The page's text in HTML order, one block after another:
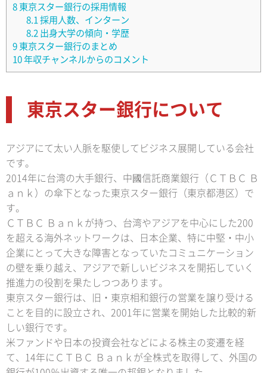
8 東京スター銀行の採用情報
8.1 採用人数、インターン
8.2 出身大学の傾向・学歴
9 東京スター銀行のまとめ
10 年収チャンネルからのコメント
東京スター銀行について
アジアにて太い人脈を駆使してビジネス展開している会社
です。
2014年に台湾の大手銀行、中國信託商業銀行（ＣＴＢＣ Ｂ
ａｎｋ）の傘下となった東京スター銀行（東京都港区）で
す。
ＣＴＢＣ Ｂａｎｋが持つ、台湾やアジアを中心にした200
を超える海外ネットワークは、日本企業、特に中堅・中小
企業にとって大きな障害となっていたコミュニケーション
の壁を乗り越え、アジアで新しいビジネスを開拓していく
推進力の役割を果たしつつあります。
東京スター銀行は、旧・東京相和銀行の営業を譲り受ける
ことを目的に設立され、2001年に営業を開始した比較的新
しい銀行です。
米ファンドや日本の投資会社などによる株主の変遷を経
て、14年にＣＴＢＣ Ｂａｎｋが全株式を取得して、外国の